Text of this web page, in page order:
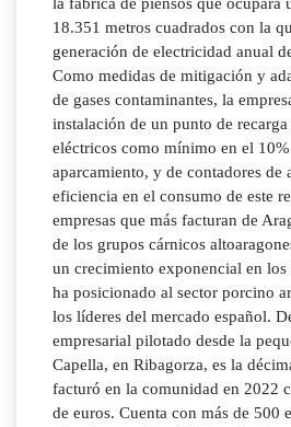
la fábrica de piensos que ocupará
18.351 metros cuadrados con la
generación de electricidad anual
Como medidas de mitigación y
de gases contaminantes, la
instalación de un punto de
eléctricos como mínimo en el 10%
aparcamiento, y de contadores de
eficiencia en el consumo de este
empresas que más facturan de
de los grupos cárnicos
un crecimiento exponencial en
ha posicionado al sector porcino
los líderes del mercado español.
empresarial pilotado desde la
Capella, en Ribagorza, es la
facturó en la comunidad en 2022
de euros. Cuenta con más de 500